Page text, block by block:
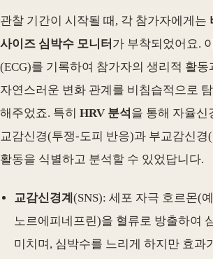
관찰 기간이 시작될 때, 각 참가자에게는
사이즈 심박수 모니터 가 부착되었어요.
(ECG)를 기록하여 참가자의 생리적 활동
자연스러운 변화 관계를 비침습적으로 탐
해주었죠. 특히 HRV 분석 을 통해 자율신
교감신경(투쟁-도피 반응)과 부교감신경
활동을 식별하고 분석할 수 있었답니다.
교감신경계 (SNS): 세포 자극 호르몬(
노르에피네프린)을 혈류로 방출하여
미치며, 심박수를 느리게 하지만 효과